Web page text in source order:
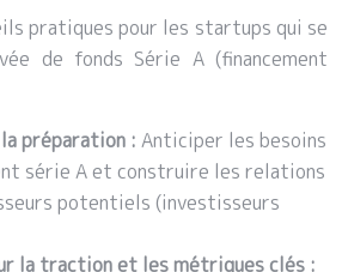
pratiques pour les startups qui se
de fonds Série A (financement
préparation : Anticiper les besoins
série A et construire les relations
potentiels (investisseurs
la traction et les métriques clés :